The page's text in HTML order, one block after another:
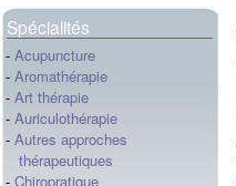
Spécialités
- Acupuncture
- Aromathérapie
- Art thérapie
- Auriculothérapie
- Autres approches
thérapeutiques
- Chiropratique